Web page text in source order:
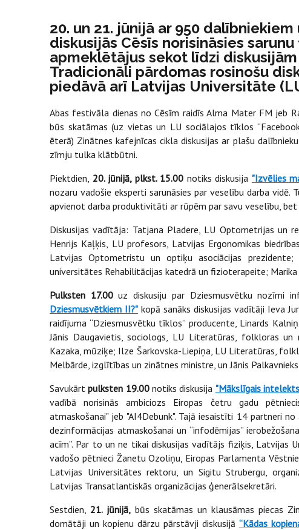
20. un 21. jūnijā ar 950
diskusijās Cēsīs norisināsies
apmeklētājus sekot līdzi
Tradicionāli pārdomas rosinošu
piedāvā arī Latvijas Universitāte
Abas festivāla dienas no Cēsīm raidīs Alma Mater FM jeb
būs skatāmas (uz vietas un LU sociālajos tīklos
ēterā) Zinātnes kafejnīcas cikla diskusijas ar plašu
zīmju tulka klātbūtni.
Piektdien, 20. jūnijā, plkst. 15.00 notiks diskusija "Izvēlies
nozaru vadošie eksperti sarunāsies par veselību darba
apvienot darba produktivitāti ar rūpēm par savu veselību,
Diskusijas vadītāja: Tatjana Pladere, LU Optometrijas un
Henrijs Kaļķis, LU profesors, Latvijas Ergonomikas
Latvijas Optometristu un optiķu asociācijas prezidente;
universitātes Rehabilitācijas katedrā un fizioterapeite;
Pulksten 17.00uz diskusiju par Dziesmusvētku nozīmi
Dziesmusvētkiem II?" kopā sanāks diskusijas vadītāji Ieva
raidījuma “Dziesmusvētku tīklos” producente, Linards
Jānis Daugavietis, sociologs, LU Literatūras, folkloras
Kazaka, mūziķe; Ilze Šarkovska-Liepiņa, LU Literatūras,
Melbārde, izglītības un zinātnes ministre, un Jānis
Savukārt pulksten 19.00notiks diskusija "Mākslīgais
vadībā norisinās ambiciozs Eiropas četru gadu
atmaskošanai" jeb "AI4Debunk". Tajā iesaistīti 14 partneri
dezinformācijas atmaskošanai un “infodēmijas”
acīm”. Par to un ne tikai diskusijas vadītājs fiziķis, Latvijas
vadošo pētnieci Žanetu Ozoliņu, Eiropas Parlamenta
Latvijas Universitātes rektoru, un Sigitu Strubergu,
Latvijas Transatlantiskās organizācijas ģenerālsekretāri.
Sestdien, 21. jūnijā, būs skatāmas un klausāmas piecas
domātāji un kopienu dārzu pārstāvji diskusijā “Kādas